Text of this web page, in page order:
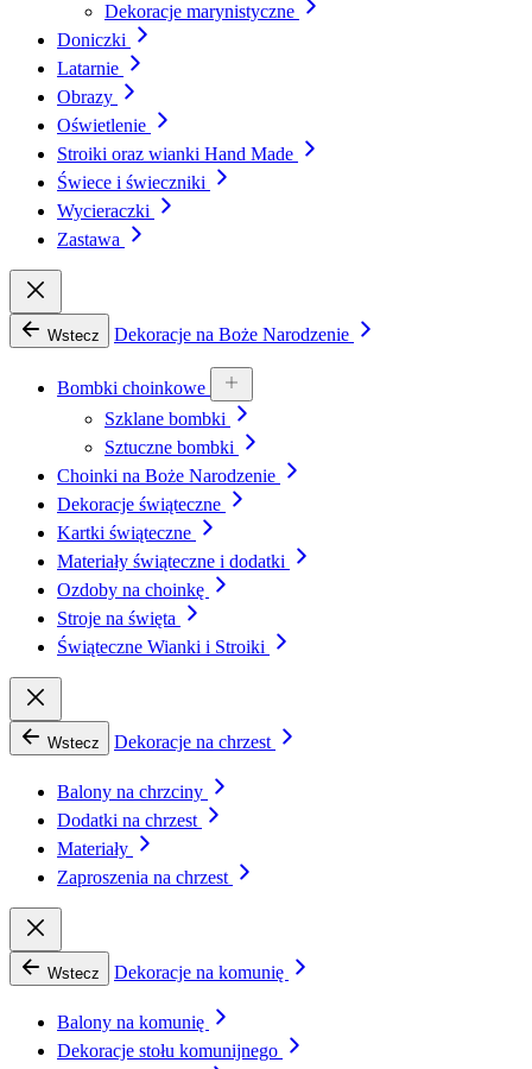
Dekoracje marynistyczne
Doniczki
Latarnie
Obrazy
Oświetlenie
Stroiki oraz wianki Hand Made
Świece i świeczniki
Wycieraczki
Zastawa
Wstecz Dekoracje na Boże Narodzenie
Bombki choinkowe
Szklane bombki
Sztuczne bombki
Choinki na Boże Narodzenie
Dekoracje świąteczne
Kartki świąteczne
Materiały świąteczne i dodatki
Ozdoby na choinkę
Stroje na święta
Świąteczne Wianki i Stroiki
Wstecz Dekoracje na chrzest
Balony na chrzciny
Dodatki na chrzest
Materiały
Zaproszenia na chrzest
Wstecz Dekoracje na komunię
Balony na komunię
Dekoracje stołu komunijnego